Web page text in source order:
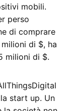
mobili.
perso
di comprare
di $, ha
milioni di $.
start up. Un